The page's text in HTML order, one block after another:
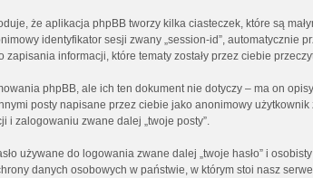
że aplikacja phpBB tworzy kilka ciasteczek, które są
identyfikator sesji zwany „session-id”, automatycznie
informacji, które tematy zostały przez ciebie
phpBB, ale ich ten dokument nie dotyczy – ma on
posty napisane przez ciebie jako anonimowy
i zalogowaniu zwane dalej „twoje posty”.
używane do logowania zwane dalej „twoje hasło” i
danych osobowych w państwie, w którym stoi nasz